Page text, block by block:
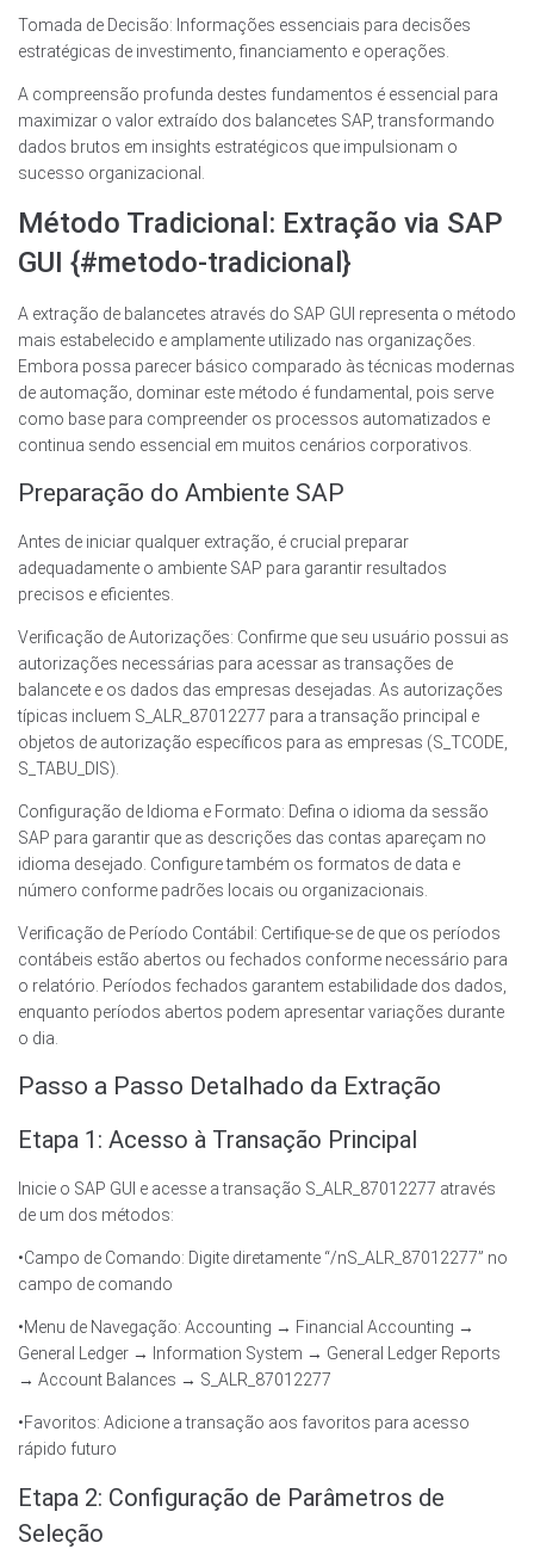
Tomada de Decisão: Informações essenciais para decisões
estratégicas de investimento, financiamento e operações.
A compreensão profunda destes fundamentos é essencial para
maximizar o valor extraído dos balancetes SAP, transformando
dados brutos em insights estratégicos que impulsionam o
sucesso organizacional.
Método Tradicional: Extração via SAP
GUI {#metodo-tradicional}
A extração de balancetes através do SAP GUI representa o método
mais estabelecido e amplamente utilizado nas organizações.
Embora possa parecer básico comparado às técnicas modernas
de automação, dominar este método é fundamental, pois serve
como base para compreender os processos automatizados e
continua sendo essencial em muitos cenários corporativos.
Preparação do Ambiente SAP
Antes de iniciar qualquer extração, é crucial preparar
adequadamente o ambiente SAP para garantir resultados
precisos e eficientes.
Verificação de Autorizações: Confirme que seu usuário possui as
autorizações necessárias para acessar as transações de
balancete e os dados das empresas desejadas. As autorizações
típicas incluem S_ALR_87012277 para a transação principal e
objetos de autorização específicos para as empresas (S_TCODE,
S_TABU_DIS).
Configuração de Idioma e Formato: Defina o idioma da sessão
SAP para garantir que as descrições das contas apareçam no
idioma desejado. Configure também os formatos de data e
número conforme padrões locais ou organizacionais.
Verificação de Período Contábil: Certifique-se de que os períodos
contábeis estão abertos ou fechados conforme necessário para
o relatório. Períodos fechados garantem estabilidade dos dados,
enquanto períodos abertos podem apresentar variações durante
o dia.
Passo a Passo Detalhado da Extração
Etapa 1: Acesso à Transação Principal
Inicie o SAP GUI e acesse a transação S_ALR_87012277 através
de um dos métodos:
•Campo de Comando: Digite diretamente “/nS_ALR_87012277” no
campo de comando
•Menu de Navegação: Accounting → Financial Accounting →
General Ledger → Information System → General Ledger Reports
→ Account Balances → S_ALR_87012277
•Favoritos: Adicione a transação aos favoritos para acesso
rápido futuro
Etapa 2: Configuração de Parâmetros de
Seleção